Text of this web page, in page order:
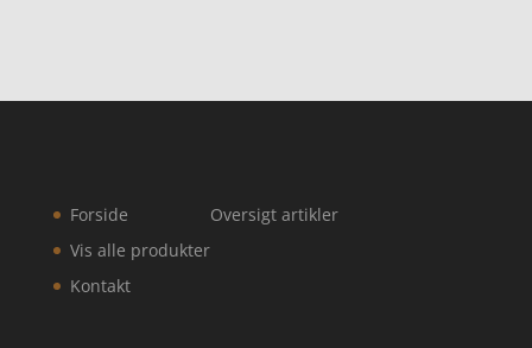
Forside
Vis alle produkter
Kontakt
Oversigt artikler